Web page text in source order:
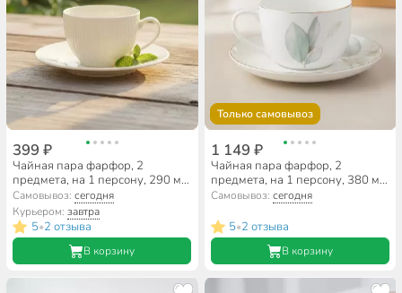
399 ₽
Чайная пара фарфор, 2
предмета, на 1 персону, 290 мл,
Beatrix, Белая лилия, МД007P/1,
подарочная упаковка
Самовывоз:сегодня
Курьером:завтра
5•2 отзыва
В корзину
Только самовывоз
1 149 ₽
Чайная пара фарфор, 2
предмета, на 1 персону, 380 мл,
Lefard, Inspiration Нежность,
422-144, подарочная упаковка,
белая
Самовывоз: сегодня
5•2 отзыва
В корзину